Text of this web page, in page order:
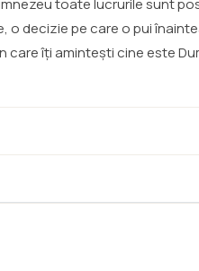
toate lucrurile sunt
o decizie pe care o pui
care îți amintești cine este